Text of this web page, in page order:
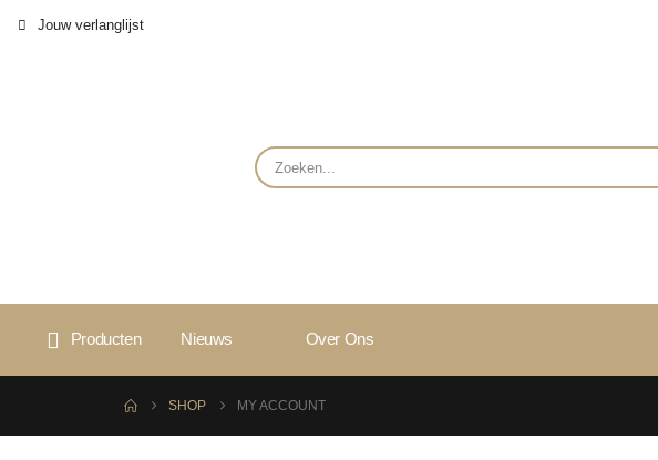
Jouw verlanglijst
Producten Nieuws Over Ons
SHOP MY ACCOUNT